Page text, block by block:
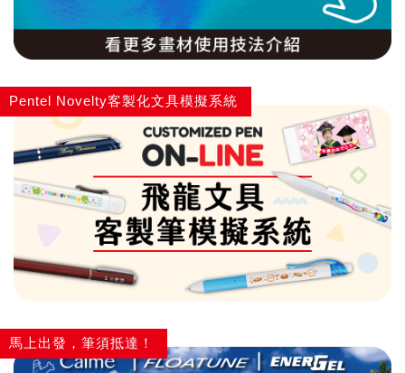
Pentel Novelty客製化文具模擬系統
馬上出發，筆須抵達！